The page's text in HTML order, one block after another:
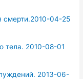
смерти.2010-04-25
тела. 2010-08-01
2013-06-